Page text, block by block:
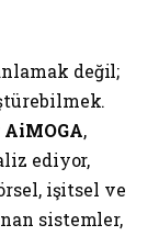
değil;
AiMOGA,
ediyor,
işitsel ve
sistemler,